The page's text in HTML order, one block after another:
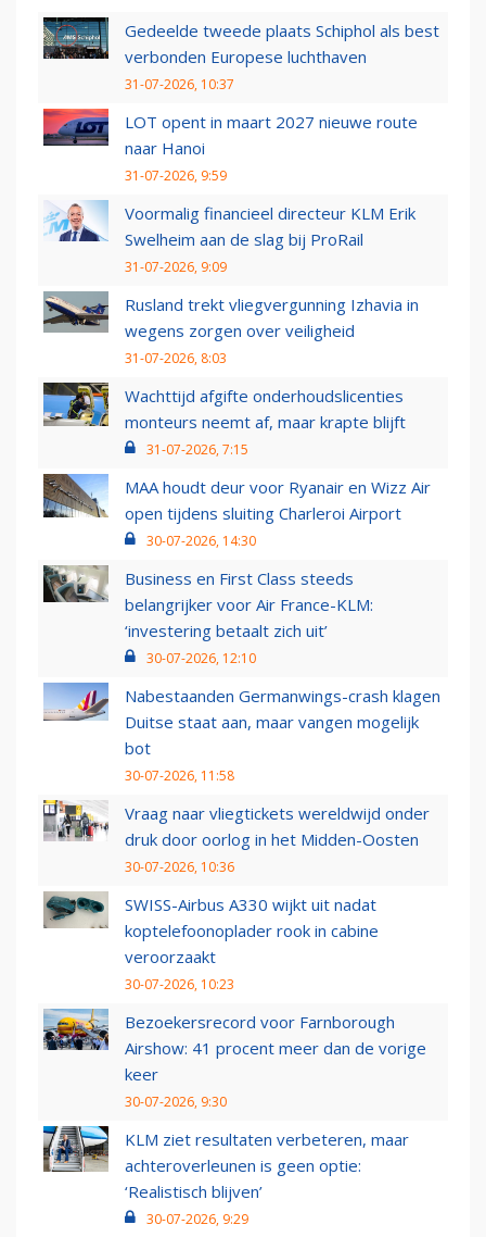
Gedeelde tweede plaats Schiphol als best
verbonden Europese luchthaven
31-07-2026, 10:37
LOT opent in maart 2027 nieuwe route
naar Hanoi
31-07-2026, 9:59
Voormalig financieel directeur KLM Erik
Swelheim aan de slag bij ProRail
31-07-2026, 9:09
Rusland trekt vliegvergunning Izhavia in
wegens zorgen over veiligheid
31-07-2026, 8:03
Wachttijd afgifte onderhoudslicenties
monteurs neemt af, maar krapte blijft
31-07-2026, 7:15
MAA houdt deur voor Ryanair en Wizz Air
open tijdens sluiting Charleroi Airport
30-07-2026, 14:30
Business en First Class steeds
belangrijker voor Air France-KLM:
‘investering betaalt zich uit’
30-07-2026, 12:10
Nabestaanden Germanwings-crash klagen
Duitse staat aan, maar vangen mogelijk
bot
30-07-2026, 11:58
Vraag naar vliegtickets wereldwijd onder
druk door oorlog in het Midden-Oosten
30-07-2026, 10:36
SWISS-Airbus A330 wijkt uit nadat
koptelefoonoplader rook in cabine
veroorzaakt
30-07-2026, 10:23
Bezoekersrecord voor Farnborough
Airshow: 41 procent meer dan de vorige
keer
30-07-2026, 9:30
KLM ziet resultaten verbeteren, maar
achteroverleunen is geen optie:
‘Realistisch blijven’
30-07-2026, 9:29